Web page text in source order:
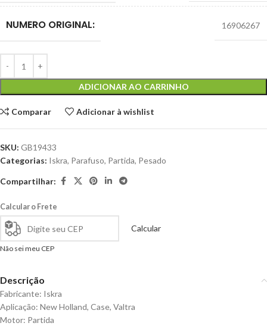
NUMERO ORIGINAL: 16906267
ADICIONAR AO CARRINHO
Comparar Adicionar à wishlist
SKU: GB19433
Categorias: Iskra, Parafuso, Partida, Pesado
Compartilhar:
Calcular o Frete
Calcular
Não sei meu CEP
Descrição
Fabricante: Iskra
Aplicação: New Holland, Case, Valtra
Motor: Partida